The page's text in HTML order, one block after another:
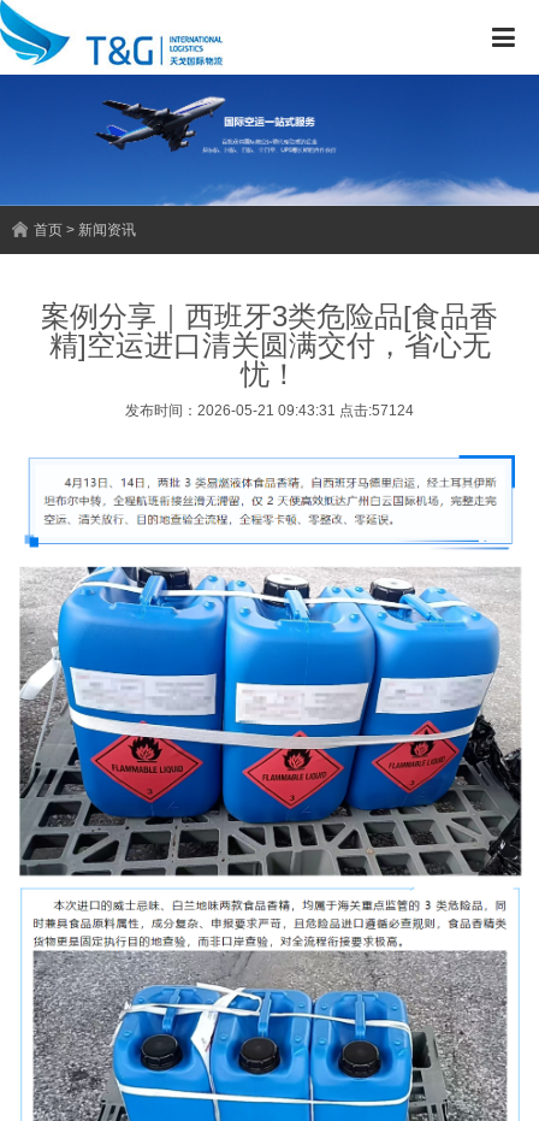
首页 > 新闻资讯
案例分享｜西班牙3类危险品[食品香
精]空运进口清关圆满交付，省心无
忧！
发布时间：2026-05-21 09:43:31 点击:57124